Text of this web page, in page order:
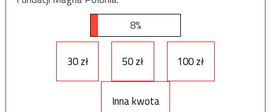
8%
30 zł 50 zł 100 zł
Inna kwota